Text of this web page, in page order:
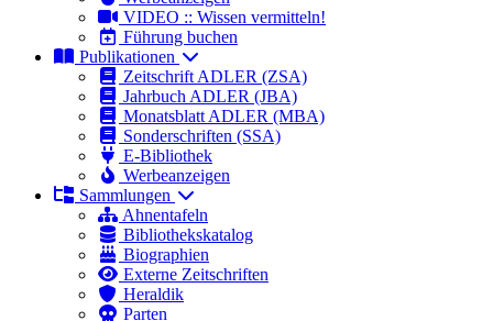
VIDEO :: Wissen vermitteln!
Führung buchen
Publikationen
Zeitschrift ADLER (ZSA)
Jahrbuch ADLER (JBA)
Monatsblatt ADLER (MBA)
Sonderschriften (SSA)
E-Bibliothek
Werbeanzeigen
Sammlungen
Ahnentafeln
Bibliothekskatalog
Biographien
Externe Zeitschriften
Heraldik
Parten